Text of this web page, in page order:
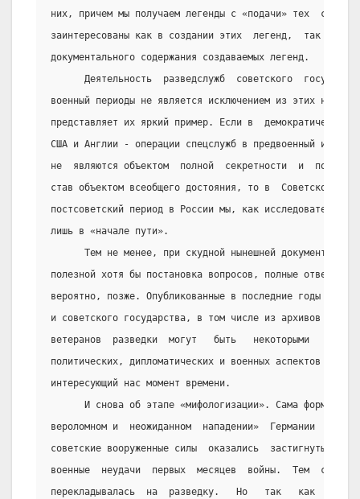
них, причем мы получаем легенды с «подачи» тех  самых
заинтересованы как в создании этих  легенд,  так  и  в
документального содержания создаваемых легенд.
Деятельность  разведслужб  советского
военный периоды не является исключением из этих не
представляет их яркий пример. Если в
США и Англии - операции спецслужб в предвоенный и
не  являются объектом  полной  секретности  и
став объектом всеобщего достояния, то в  Советском
постсоветский период в России мы, как исследователи
лишь в «начале пути».
Тем не менее, при скудной нынешней
полезной хотя бы постановка вопросов, полные ответы
вероятно, позже. Опубликованные в последние годы
и советского государства, в том числе из архивов
ветеранов  разведки  могут   быть   некоторыми
политических, дипломатических и военных аспектов
интересующий нас момент времени.
И снова об этапе «мифологизации». Сама формула
вероломном и  неожиданном  нападении»  Германии  как
советские вооруженные силы  оказались  застигнутыми
военные  неудачи  первых  месяцев  войны.  Тем
перекладывалась  на  разведку.   Но   так   как